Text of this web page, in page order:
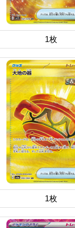
1枚
1枚